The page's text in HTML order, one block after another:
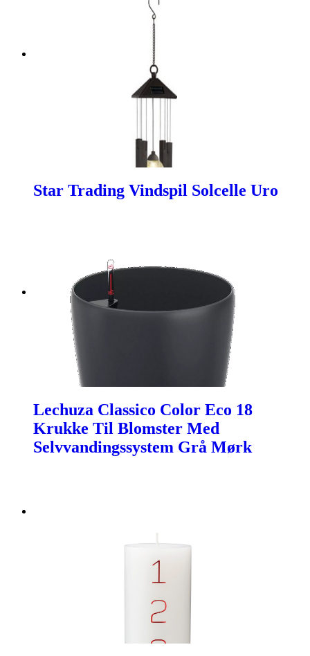
Star Trading Vindspil Solcelle Uro
Lechuza Classico Color Eco 18
Krukke Til Blomster Med
Selvvandingssystem Grå Mørk